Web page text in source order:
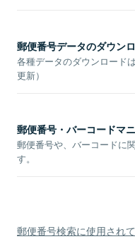
郵便番号データのダウン
各種データのダウンロード
更新）
郵便番号・バーコードマ
郵便番号や、バーコードに
す。
郵便番号検索に使用され